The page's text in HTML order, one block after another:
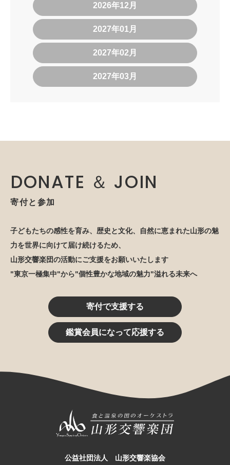
2026年12月
2027年01月
2027年02月
2027年03月
DONATE ＆ JOIN
寄付と参加
子どもたちの感性を育み、歴史と文化、自然に恵まれた山形の魅
力を世界に向けて届け続けるため、
山形交響楽団の活動にご支援をお願いいたします
"東京一極集中"から"個性豊かな地域の魅力"溢れる未来へ
寄付で支援する
鑑賞会員になって応援する
公益社団法人 山形交響楽協会